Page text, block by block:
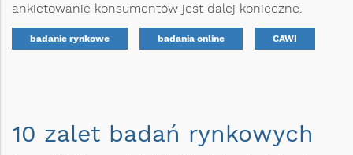
ankietowanie konsumentów jest dalej konieczne.
badanie rynkowe badania online CAWI
10 zalet badań rynkowych